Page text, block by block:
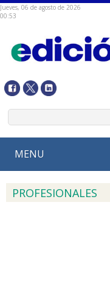
Jueves, 06 de agosto de 2026
00:53
MENU
PROFESIONALES